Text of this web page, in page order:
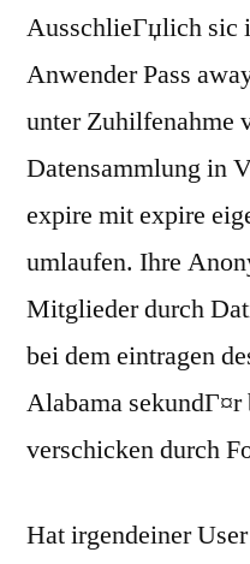
AusschlieГџlich sic
Anwender Pass
unter Zuhilfenahme
Datensammlung in
expire mit expire
umlaufen. Ihre
Mitglieder durch
bei dem eintragen
Alabama sekundГ¤r
verschicken durch
Hat irgendeiner